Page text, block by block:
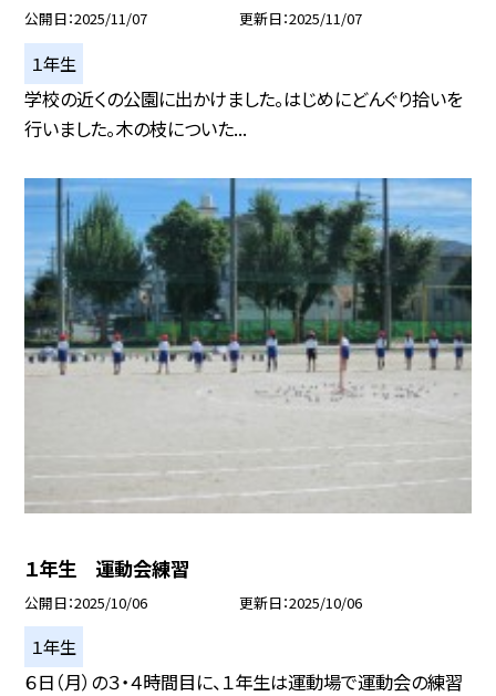
公開日 2025/11/07 更新日 2025/11/07
１年生
学校の近くの公園に出かけました。はじめにどんぐり拾いを
行いました。木の枝についた...
１年生 運動会練習
公開日 2025/10/06 更新日 2025/10/06
１年生
６日（月）の３・４時間目に、１年生は運動場で運動会の練習